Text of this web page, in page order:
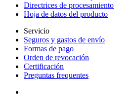
Directrices de procesamiento
Hoja de datos del producto
Servicio
Seguros y gastos de envío
Formas de pago
Orden de revocación
Certificación
Preguntas frequentes